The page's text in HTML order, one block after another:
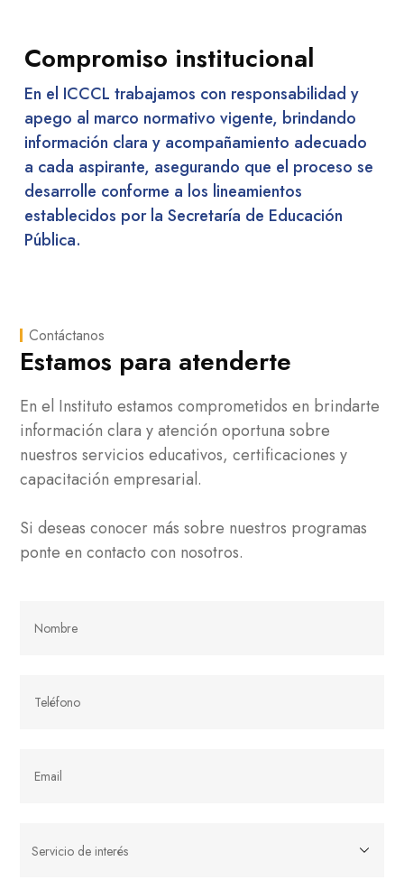
Compromiso institucional
En el ICCCL trabajamos con responsabilidad y
apego al marco normativo vigente, brindando
información clara y acompañamiento adecuado
a cada aspirante, asegurando que el proceso se
desarrolle conforme a los lineamientos
establecidos por la Secretaría de Educación
Pública.
Contáctanos
Estamos para atenderte
En el Instituto estamos comprometidos en brindarte
información clara y atención oportuna sobre
nuestros servicios educativos, certificaciones y
capacitación empresarial.
Si deseas conocer más sobre nuestros programas
ponte en contacto con nosotros.